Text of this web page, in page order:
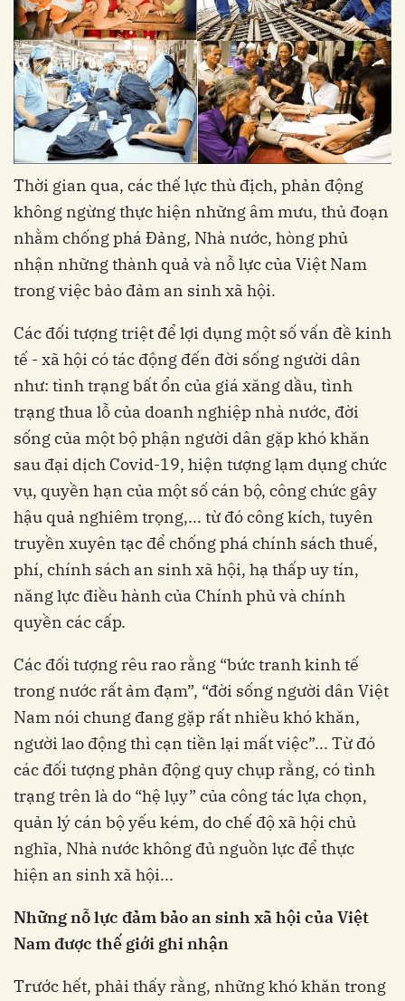
Thời gian qua, các thế lực thù địch, phản động
không ngừng thực hiện những âm mưu, thủ đoạn
nhằm chống phá Ðảng, Nhà nước, hòng phủ
nhận những thành quả và nỗ lực của Việt Nam
trong việc bảo đảm an sinh xã hội.
Các đối tượng triệt để lợi dụng một số vấn đề kinh
tế - xã hội có tác động đến đời sống người dân
như: tình trạng bất ổn của giá xăng dầu, tình
trạng thua lỗ của doanh nghiệp nhà nước, đời
sống của một bộ phận người dân gặp khó khăn
sau đại dịch Covid-19, hiện tượng lạm dụng chức
vụ, quyền hạn của một số cán bộ, công chức gây
hậu quả nghiêm trọng,... từ đó công kích, tuyên
truyền xuyên tạc để chống phá chính sách thuế,
phí, chính sách an sinh xã hội, hạ thấp uy tín,
năng lực điều hành của Chính phủ và chính
quyền các cấp.
Các đối tượng rêu rao rằng “bức tranh kinh tế
trong nước rất ảm đạm”, “đời sống người dân Việt
Nam nói chung đang gặp rất nhiều khó khăn,
người lao động thì cạn tiền lại mất việc”... Từ đó
các đối tượng phản động quy chụp rằng, có tình
trạng trên là do “hệ lụy” của công tác lựa chọn,
quản lý cán bộ yếu kém, do chế độ xã hội chủ
nghĩa, Nhà nước không đủ nguồn lực để thực
hiện an sinh xã hội...
Những nỗ lực đảm bảo an sinh xã hội của Việt
Nam được thế giới ghi nhận
Trước hết, phải thấy rằng, những khó khăn trong